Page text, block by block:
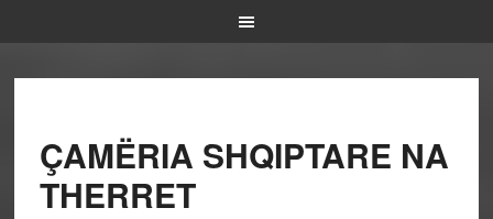
ÇAMËRIA SHQIPTARE NA
THERRET